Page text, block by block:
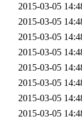
2015-03-05
2015-03-05
2015-03-05
2015-03-05
2015-03-05
2015-03-05
2015-03-05
2015-03-05